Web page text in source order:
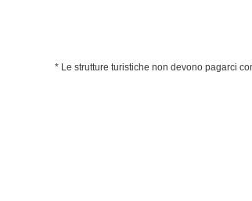
* Le strutture turistiche non devono pagarci